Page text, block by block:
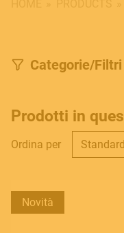
Categorie/Filtri
Prodotti in
Ordina per
Novità